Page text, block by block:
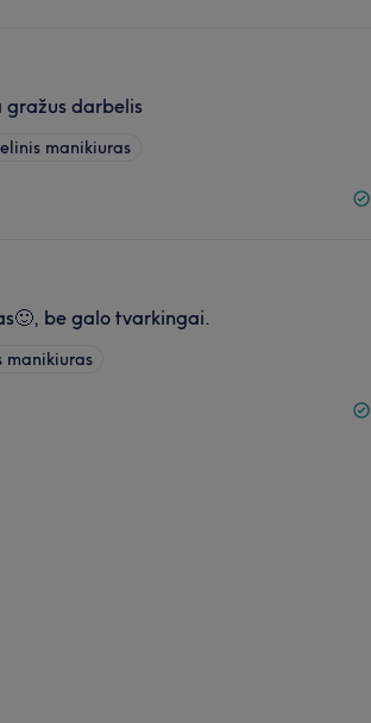
gražus darbelis
manikiuras
be galo tvarkingai.
manikiuras